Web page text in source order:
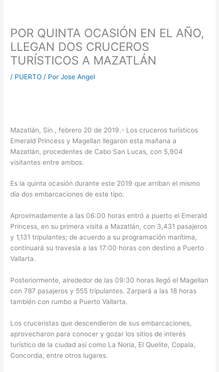
POR QUINTA OCASIÓN EN EL AÑO,
LLEGAN DOS CRUCEROS
TURÍSTICOS A MAZATLÁN
/ PUERTO / PorJose Angel
Mazatlán, Sin., febrero 20 de 2019.- Los cruceros turísticos
Emerald Princess y Magellan llegaron esta mañana a
Mazatlán, procedentes de Cabo San Lucas, con 5,904
visitantes entre ambos.
Es la quinta ocasión durante este 2019 que arriban el mismo
día dos embarcaciones de este tipo.
Aproximadamente a las 06:00 horas entró a puerto el Emerald
Princess, en su primera visita a Mazatlán, con 3,431 pasajeros
y 1,131 tripulantes; de acuerdo a su programación marítima,
continuará su travesía a las 17:00 horas con destino a Puerto
Vallarta.
Posteriormente, alrededor de las 09:30 horas llegó el Magellan
con 787 pasajeros y 555 tripulantes. Zarpará a las 18 horas
también con rumbo a Puerto Vallarta.
Los cruceristas que descendieron de sus embarcaciones,
aprovecharon para conocer y gozar los sitios de interés
turístico de la ciudad así como La Noria, El Quelite, Copala,
Concordia, entre otros lugares.